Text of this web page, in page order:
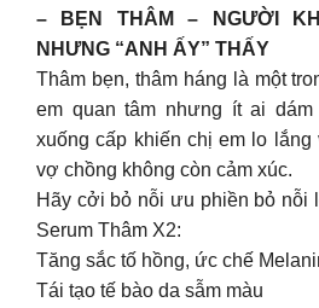
– BẸN THÂM – NGƯỜI
NHƯNG “ANH ẤY” THẤY
Thâm bẹn, thâm háng là một
em quan tâm nhưng ít ai
xuống cấp khiến chị em lo lắng
vợ chồng không còn cảm xúc.
Hãy cởi bỏ nỗi ưu phiền bỏ nỗi
Serum Thâm X2:
Tăng sắc tố hồng, ức chế
Tái tạo tế bào da sẫm màu